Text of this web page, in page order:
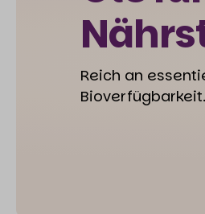
Reich an
Bioverfügbarkeit.